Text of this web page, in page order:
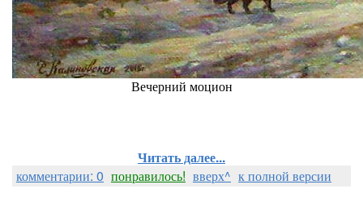
Вечерний моцион
Читать далее...
комментарии: 0 понравилось! вверх^ к полной версии